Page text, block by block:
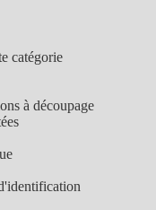
catégorie
à découpage